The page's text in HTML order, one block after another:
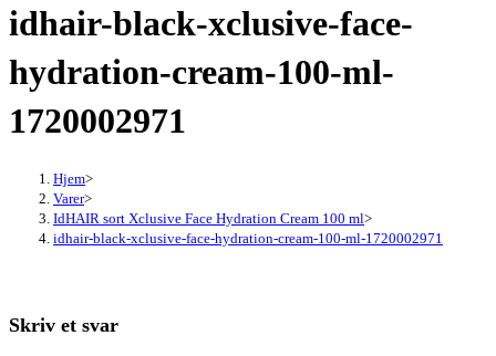
idhair-black-xclusive-face-
hydration-cream-100-ml-
1720002971
Hjem>
Varer>
IdHAIR sort Xclusive Face Hydration Cream 100 ml>
idhair-black-xclusive-face-hydration-cream-100-ml-1720002971
Skriv et svar